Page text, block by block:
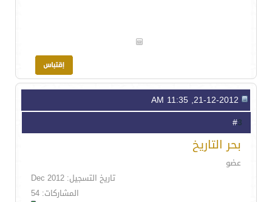
3
بحر التاريخ
عضو
تاريخ التسجيل: Dec 2012
المشاركات: 54